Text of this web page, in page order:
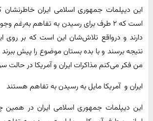
این دیپلمات جمهوری اسلامی ایران
است که ۲ طرف برای رسیدن به تفاهم به‌رغم
دارند و درواقع تلاش‌شان این است که بر روی
نتیجه برسند و با بده بستان موضوع را پیش
من فکر می‌کنم مذاکرات ایران و آمریکا در حالت
ایران و آمریکا مایل به رسیدن به تفاهم هستند
این دیپلمات جمهوری اسلامی ایران در